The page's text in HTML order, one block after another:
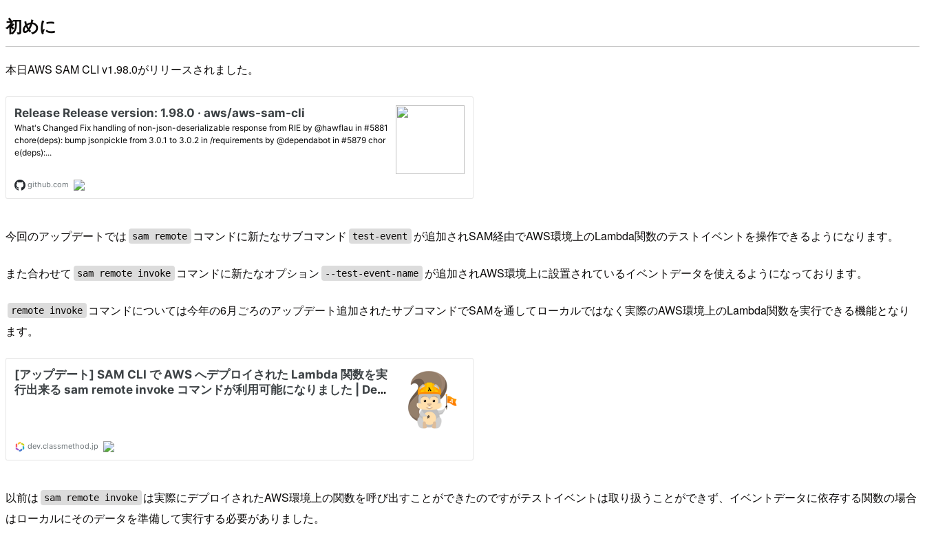
初めに
本日AWS SAM CLI v1.98.0がリリースされました。
今回のアップデートでは sam remote コマンドに新たなサブコマンド test-event が追加されSAM経由でAWS環境上のLambda関数のテストイベントを操作できるようになります。
また合わせて sam remote invoke コマンドに新たなオプション --test-event-name が追加されAWS環境上に設置されているイベントデータを使えるようになっております。
remote invoke
コマンドについては今年の6月ごろのアップデート追加されたサブコマンドでSAMを通してローカルではなく実際のAWS環境上のLambda関数を実行できる機能となり
ます。
以前は sam remote invoke は実際にデプロイされたAWS環境上の関数を呼び出すことができたのですがテストイベントは取り扱うことができず、イベントデータに依存する関数の場合
はローカルにそのデータを準備して実行する必要がありました。